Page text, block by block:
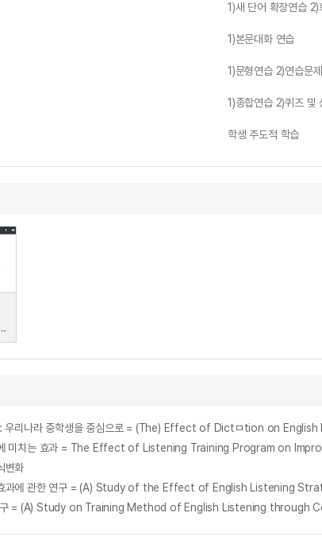
1)새 단어 확장연습 2)
1)본문대화 연습
1)문형연습 2)연습문제
1)종합연습 2)퀴즈 및
학생 주도적 학습
학교 | 조소군
향 : 우리나라 중학생을 중심으로 = (The) Effect of Dictㅁtion on
상에 미치는 효과 = The Effect of Listening Training Program on
변화
효과에 관한 연구 = (A) Study of the Effect of English Listening
연구 = (A) Study on Training Method of English Listening through